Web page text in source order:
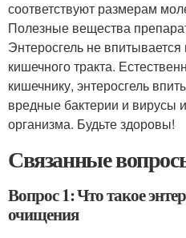
соответствуют размерам
Полезные вещества
Энтеросгель не
кишечного тракта.
кишечнику, энтеросгель
вредные бактерии и вирусы
организма. Будьте здоровы!
Связанные
Вопрос 1: Что такое
очищения